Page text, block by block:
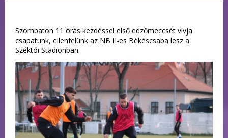
Szombaton 11 órás kezdéssel első edzőmeccsét vívja
csapatunk, ellenfelünk az NB II-es Békéscsaba lesz a
Széktói Stadionban.